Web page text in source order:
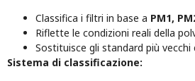
Classifica i filtri in base a PM1,
Riflette le condizioni reali della
Sostituisce gli standard più vecchi
Sistema di classificazione: